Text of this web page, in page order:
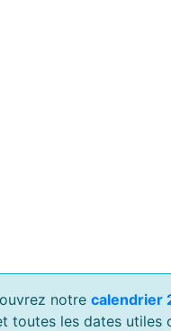
notre calendrier
toutes les dates utiles